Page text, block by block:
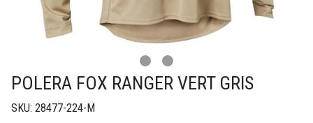
POLERA FOX RANGER VERT GRIS
SKU: 28477-224-M